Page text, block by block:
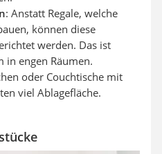
: Anstatt Regale, welche
können diese
werden. Das ist
in engen Räumen.
oder Couchtische mit
viel Ablagefläche.